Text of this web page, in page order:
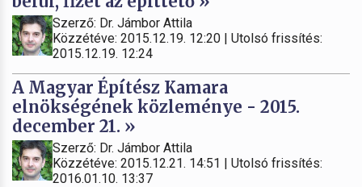
Szerző: Dr. Jámbor Attila
Közzétéve: 2015.12.19. 12:20 | Utolsó frissítés:
2015.12.19. 12:24
A Magyar Építész Kamara
elnökségének közleménye - 2015.
december 21. »
Szerző: Dr. Jámbor Attila
Közzétéve: 2015.12.21. 14:51 | Utolsó frissítés:
2016.01.10. 13:37